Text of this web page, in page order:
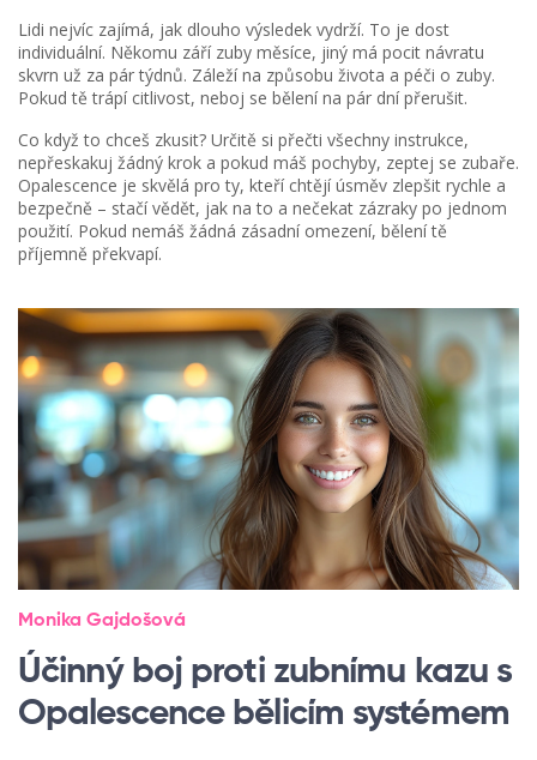
Lidi nejvíc zajímá, jak dlouho výsledek vydrží. To je dost
individuální. Někomu září zuby měsíce, jiný má pocit návratu
skvrn už za pár týdnů. Záleží na způsobu života a péči o zuby.
Pokud tě trápí citlivost, neboj se bělení na pár dní přerušit.
Co když to chceš zkusit? Určitě si přečti všechny instrukce,
nepřeskakuj žádný krok a pokud máš pochyby, zeptej se zubaře.
Opalescence je skvělá pro ty, kteří chtějí úsměv zlepšit rychle a
bezpečně – stačí vědět, jak na to a nečekat zázraky po jednom
použití. Pokud nemáš žádná zásadní omezení, bělení tě
příjemně překvapí.
Monika Gajdošová
Účinný boj proti zubnímu kazu s
Opalescence bělicím systémem